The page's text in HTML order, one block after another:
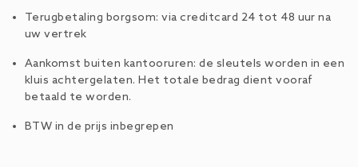
Terugbetaling borgsom: via creditcard 24 tot 48 uur na
uw vertrek
Aankomst buiten kantooruren: de sleutels worden in een
kluis achtergelaten. Het totale bedrag dient vooraf
betaald te worden.
BTW in de prijs inbegrepen